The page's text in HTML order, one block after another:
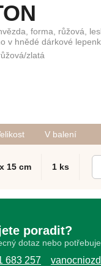
forma, růžová,
v hnědé dárkové
zlatá
V balení
15 cm 1 ks
poradit?
dotaz nebo
683 257